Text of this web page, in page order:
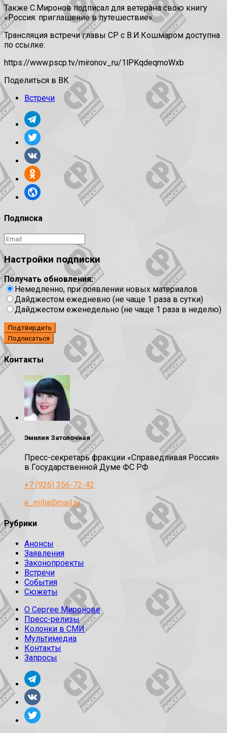
Также С.Миронов подписал для ветерана свою книгу
«Россия: приглашение в путешествие».
Трансляция встречи главы СР с В.И.Кошмаром доступна
по ссылке:
https://www.pscp.tv/mironov_ru/1lPKqdeqmoWxb
Поделиться в ВК
Встречи
Подписка
Настройки подписки
Получать обновления:
Немедленно, при появлении новых материалов
Дайджестом ежедневно (не чаще 1 раза в сутки)
Дайджестом еженедельно (не чаще 1 раза в неделю)
Подтвердить
Контакты
Эмилия Затолочная
Пресс-секретарь фракции «Справедливая Россия»
в Государственной Думе ФС РФ
+7 (926) 356-72-42
e_milia@mail.ru
Рубрики
Анонсы
Заявления
Законопроекты
Встречи
События
Сюжеты
О Сергее Миронове
Пресс-релизы
Колонки в СМИ
Мультимедиа
Контакты
Запросы